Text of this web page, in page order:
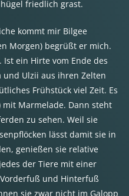
friedlich grast.
kommt mir Bilgee
Morgen) begrüßt er mich.
Ist ein Hirte vom Ende des
und Ulzii aus ihren Zelten
Frühstück viel Zeit. Es
mit Marmelade. Dann steht
zu sehen. Weil sie
lässt damit sie in
genießen sie relative
der Tiere mit einer
und Hinterfuß
sie zwar nicht im Galopp